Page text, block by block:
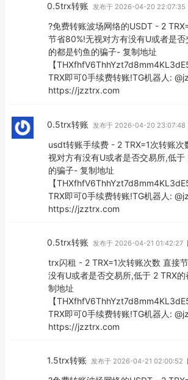
0.5trx转账 发布于 2026-04-20 22:07:35
?免费转账波场网络的USDT - 2
节省80%!无视对方有没有U或者是
的都是钓鱼的骗子- 复制地址
【
TRX即可0手续费转账!TG机器人:
https://jzztrx.com
0.5trx转账 发布于 2026-04-20 23:07:48
usdt转账手续费 - 2 TRX=1次转账次
视对方有没有U或者是否交易所,低于
的骗子- 复制地址
【
TRX即可0手续费转账!TG机器人:
https://jzztrx.com
0.5trx转账 发布于 2026-04-21 01:42:27
trx闪租 - 2 TRX=1次转账次数 直接
没有U或者是否交易所,低于 2 TRX
制地址
【
TRX即可0手续费转账!TG机器人:
https://jzztrx.com
1.5trx转账 发布于 2026-04-21 02:00:52